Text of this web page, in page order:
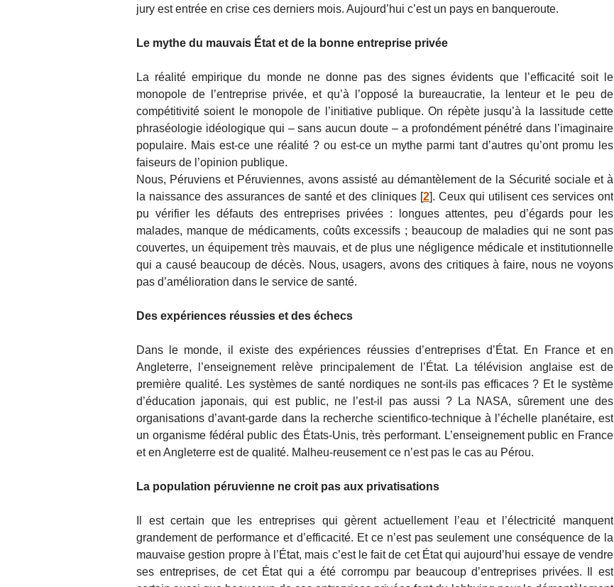
jury est entrée en crise ces derniers mois. Aujourd’hui c’est un pays en banqueroute.
Le mythe du mauvais État et de la bonne entreprise privée
La réalité empirique du monde ne donne pas des signes évidents que l’efficacité soit le
monopole de l’entreprise privée, et qu’à l’opposé la bureaucratie, la lenteur et le peu de
compétitivité soient le monopole de l’initiative publique. On répète jusqu’à la lassitude cette
phraséologie idéologique qui – sans aucun doute – a profondément pénétré dans l’imaginaire
populaire. Mais est-ce une réalité ? ou est-ce un mythe parmi tant d’autres qu’ont promu les
faiseurs de l’opinion publique.
Nous, Péruviens et Péruviennes, avons assisté au démantèlement de la Sécurité sociale et à
la naissance des assurances de santé et des cliniques[2]. Ceux qui utilisent ces services ont
pu vérifier les défauts des entreprises privées : longues attentes, peu d’égards pour les
malades, manque de médicaments, coûts excessifs ; beaucoup de maladies qui ne sont pas
couvertes, un équipement très mauvais, et de plus une négligence médicale et institutionnelle
qui a causé beaucoup de décès. Nous, usagers, avons des critiques à faire, nous ne voyons
pas d’amélioration dans le service de santé.
Des expériences réussies et des échecs
Dans le monde, il existe des expériences réussies d’entreprises d’État. En France et en
Angleterre, l’enseignement relève principalement de l’État. La télévision anglaise est de
première qualité. Les systèmes de santé nordiques ne sont-ils pas efficaces ? Et le système
d’éducation japonais, qui est public, ne l’est-il pas aussi ? La NASA, sûrement une des
organisations d’avant-garde dans la recherche scientifico-technique à l’échelle planétaire, est
un organisme fédéral public des États-Unis, très performant. L’enseignement public en France
et en Angleterre est de qualité. Malheu-reusement ce n’est pas le cas au Pérou.
La population péruvienne ne croit pas aux privatisations
Il est certain que les entreprises qui gèrent actuellement l’eau et l’électricité manquent
grandement de performance et d’efficacité. Et ce n’est pas seulement une conséquence de la
mauvaise gestion propre à l’État, mais c’est le fait de cet État qui aujourd’hui essaye de vendre
ses entreprises, de cet État qui a été corrompu par beaucoup d’entreprises privées. Il est